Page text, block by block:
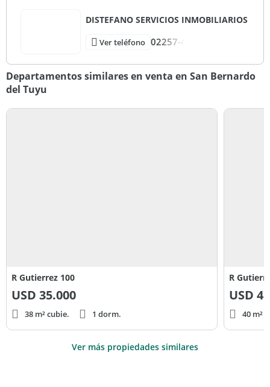
DISTEFANO SERVICIOS INMOBILIARIOS
Ver teléfono 02257-4
Departamentos similares en venta en San Bernardo
del Tuyu
R Gutierrez 100
USD 35.000
38 m² cubie. 1 dorm.
R
USD
40 m²
Ver más propiedades similares